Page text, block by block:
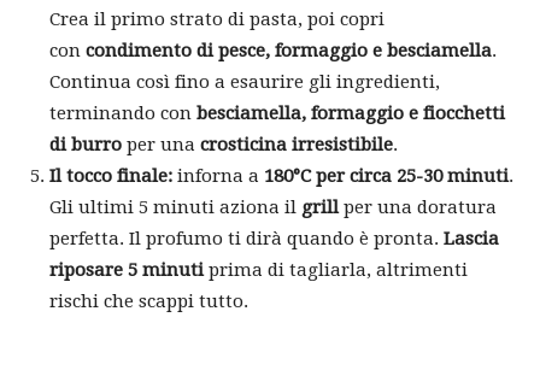
Crea il primo strato di pasta, poi copri
con condimento di pesce, formaggio e besciamella.
Continua così fino a esaurire gli ingredienti,
terminando con besciamella, formaggio e fiocchetti
di burro per una crosticina irresistibile.
Il tocco finale: inforna a 180°C per circa 25-30 minuti.
Gli ultimi 5 minuti aziona il grill per una doratura
perfetta. Il profumo ti dirà quando è pronta. Lascia
riposare 5 minuti prima di tagliarla, altrimenti
rischi che scappi tutto.